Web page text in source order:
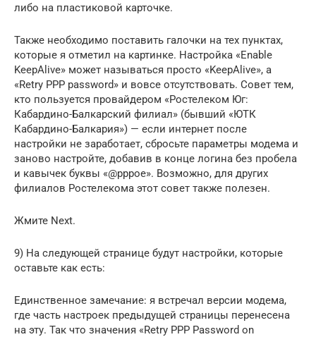
либо на пластиковой карточке.
Также необходимо поставить галочки на тех пунктах,
которые я отметил на картинке. Настройка «Enable
KeepAlive» может называться просто «KeepAlive», а
«Retry PPP password» и вовсе отсутствовать. Совет тем,
кто пользуется провайдером «Ростелеком Юг:
Кабардино-Балкарский филиал» (бывший «ЮТК
Кабардино-Балкария») — если интернет после
настройки не заработает, сбросьте параметры модема и
заново настройте, добавив в конце логина без пробела
и кавычек буквы «@pppoe». Возможно, для других
филиалов Ростелекома этот совет также полезен.
Жмите Next.
9) На следующей странице будут настройки, которые
оставьте как есть:
Единственное замечание: я встречал версии модема,
где часть настроек предыдущей страницы перенесена
на эту. Так что значения «Retry PPP Password on